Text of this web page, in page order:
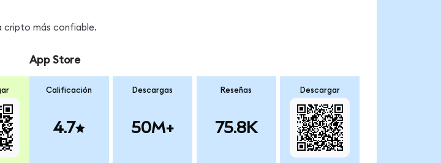
cripto más confiable.
App Store
Calificación
4.7
Descargas
50M+
Reseñas
75.8K
Descargar